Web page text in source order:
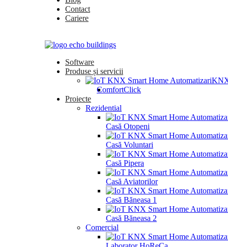
Contact
Cariere
Software
Produse și servicii
ComfortClick
Proiecte
Rezidential
Casă Otopeni
Casă Voluntari
Casă Pipera
Casă Aviatorilor
Casă Băneasa 1
Casă Băneasa 2
Comercial